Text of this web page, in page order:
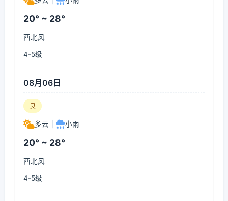
20° ~ 28°
西北风
4-5级
08月06日
良
多云 小雨
20° ~ 28°
西北风
4-5级